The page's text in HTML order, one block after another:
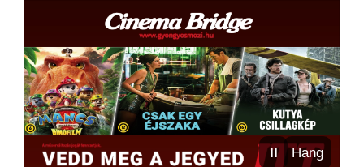
⏸ Hang